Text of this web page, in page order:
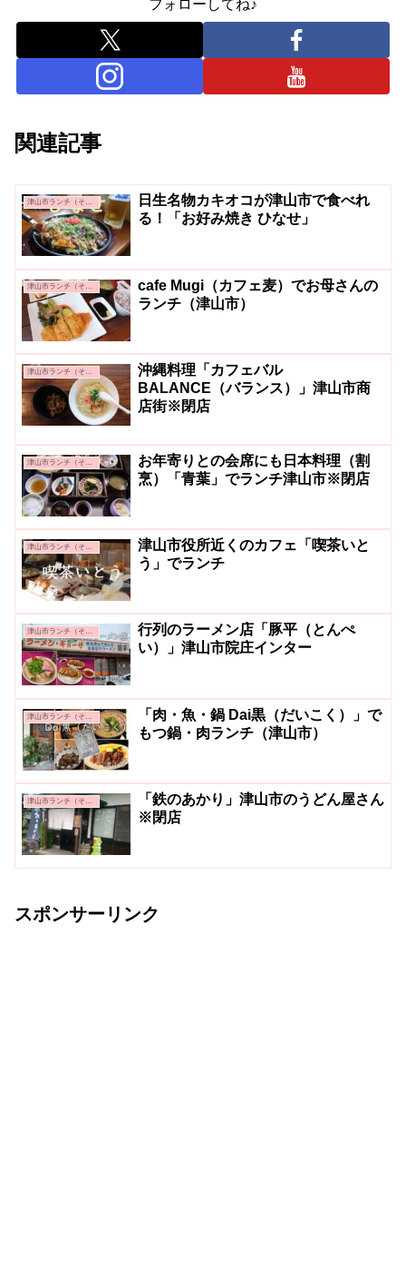
フォローしてね♪
関連記事
津山市ランチ（その他）
日生名物カキオコが津山市で食べれ
る！「お好み焼き ひなせ」
津山市ランチ（その他）
cafe Mugi（カフェ麦）でお母さんの
ランチ（津山市）
津山市ランチ（その他）
沖縄料理「カフェバル
BALANCE（バランス）」津山市商
店街※閉店
お年寄りとの会席にも日本料理（割
烹）「青葉」でランチ津山市※閉店
津山市ランチ（その他）
津山市役所近くのカフェ「喫茶いと
う」でランチ
津山市ランチ（その他）
行列のラーメン店「豚平（とんぺ
い）」津山市院庄インター
「肉・魚・鍋 Dai黒（だいこく）」で
もつ鍋・肉ランチ（津山市）
津山市ランチ（その他）
「鉄のあかり」津山市のうどん屋さん
※閉店
スポンサーリンク